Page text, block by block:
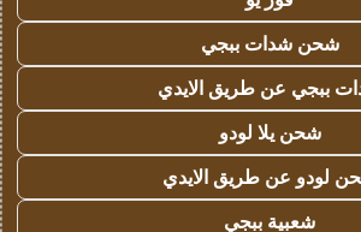
شحن شدات ببجي
ببجي عن طريق الايدي
شحن يلا لودو
لودو عن طريق الايدي
شعبية ببجي